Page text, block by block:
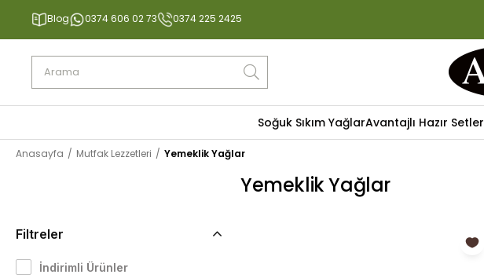
Blog 0374 606 02 73 0374 225 2425
Soğuk Sıkım YağlarAvantajlı Hazır Setler
Anasayfa Mutfak Lezzetleri Yemeklik Yağlar
Filtreler
İndirimli Ürünler
Yemeklik Yağlar